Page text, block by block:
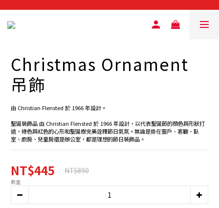
Christmas Ornament
吊飾
由 Christian Flensted 於 1966 年設計。
聖誕裝飾品 由 Christian Flensted 於 1966 年設計，以代表聖誕節的顏色與形狀打
造，綠色與紅色的心形和聖誕樹完美詮釋節日氣氛。無論是掛在窗戶、客廳、臥
室、廚房、兒童房還是辦公室，都是理想的節日裝飾品。
NT$445 NT$890
數量